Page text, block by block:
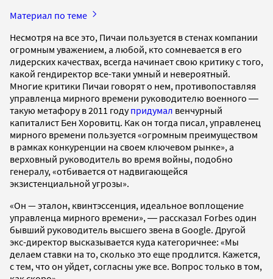
Материал по теме
Несмотря на все это, Пичаи пользуется в стенах компании
огромным уважением, а любой, кто сомневается в его
лидерских качествах, всегда начинает свою критику с того,
какой гендиректор все-таки умный и невероятный.
Многие критики Пичаи говорят о нем, противопоставляя
управленца мирного времени руководителю военного ―
такую метафору в 2011 годупридумал венчурный
капиталист Бен Хоровитц. Как он тогда писал, управленец
мирного времени пользуется «огромным преимуществом
в рамках конкуренции на своем ключевом рынке», а
верховный руководитель во время войны, подобно
генералу, «отбивается от надвигающейся
экзистенциальной угрозы».
«Он — эталон, квинтэссенция, идеальное воплощение
управленца мирного времени», ― рассказал Forbes один
бывший руководитель высшего звена в Google. Другой
экс-директор высказывается куда категоричнее: «Мы
делаем ставки на то, сколько это еще продлится. Кажется,
с тем, что он уйдет, согласны уже все. Вопрос только в том,